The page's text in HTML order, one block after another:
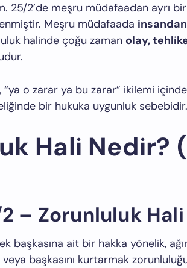
25/2’de meşru müdafaadan ayrı
Meşru müdafaada
halinde çoğu zaman olay,
“ya o zarar ya bu zarar” ikilemi
bir hukuka uygunluk sebebidir.
Hali Nedir?
– Zorunluluk Hali
başkasına ait bir hakka yönelik,
başkasını kurtarmak